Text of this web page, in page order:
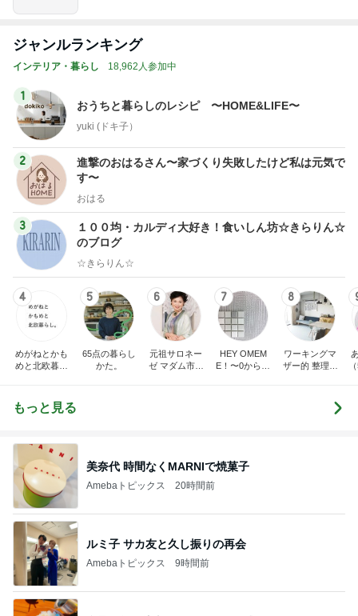
ジャンルランキング
インテリア・暮らし 18,962人参加中
1
おうちと暮らしのレシピ 〜HOME&LIFE〜
yuki (ドキ子）
2
進撃のおはるさん〜家づくり失敗したけど私は元気で
す〜
おはる
3
１００均・カルディ大好き！食いしん坊☆きらりん☆
のブログ
☆きらりん☆
4
めがねとかも
めと北欧暮ら
5
65点の暮らし
かた。
6
元祖サロネー
ゼ マダム市川
7
HEY OMEM
E！〜0からの
8
ワーキングマ
ザー的 整理収
もっと見る
美奈代 時間なくMARNIで焼菓子
Amebaトピックス 20時間前
ルミ子 サカ友と久し振りの再会
Amebaトピックス 9時間前